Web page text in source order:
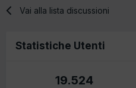
Vai alla lista discussioni
Statistiche Utenti
19.524